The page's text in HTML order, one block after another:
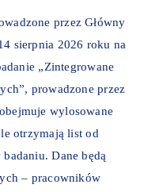
przez Główny
sierpnia 2026 roku na
„Zintegrowane
prowadzone przez
wylosowane
otrzymają list od
Dane będą
– pracowników